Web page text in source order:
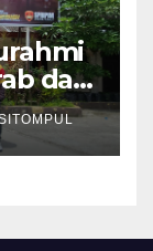
dan
Jaga
RI